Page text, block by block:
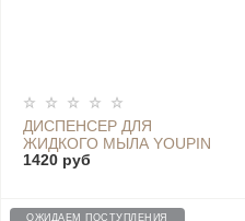
ДИСПЕНСЕР ДЛЯ
ЖИДКОГО МЫЛА YOUPIN
С СЕНСОРНЫМ
PINK
1420 руб
ОЖИДАЕМ ПОСТУПЛЕНИЯ